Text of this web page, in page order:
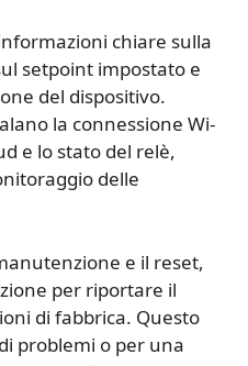
chiare sulla
setpoint impostato e
del dispositivo.
la connessione Wi-
e lo stato del relè,
delle
e il reset,
per riportare il
di fabbrica. Questo
problemi o per una